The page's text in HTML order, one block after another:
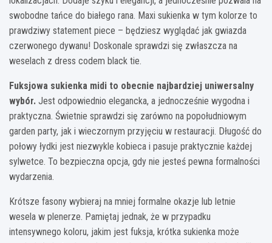
swobodne tańce do białego rana. Maxi sukienka w tym kolorze to
prawdziwy statement piece – będziesz wyglądać jak gwiazda
czerwonego dywanu! Doskonale sprawdzi się zwłaszcza na
weselach z dress codem black tie.
Fuksjowa sukienka midi to obecnie najbardziej uniwersalny
wybór. Jest odpowiednio elegancka, a jednocześnie wygodna i
praktyczna. Świetnie sprawdzi się zarówno na popołudniowym
garden party, jak i wieczornym przyjęciu w restauracji. Długość do
połowy łydki jest niezwykle kobieca i pasuje praktycznie każdej
sylwetce. To bezpieczna opcja, gdy nie jesteś pewna formalności
wydarzenia.
Krótsze fasony wybieraj na mniej formalne okazje lub letnie
wesela w plenerze. Pamiętaj jednak, że w przypadku
intensywnego koloru, jakim jest fuksja, krótka sukienka może